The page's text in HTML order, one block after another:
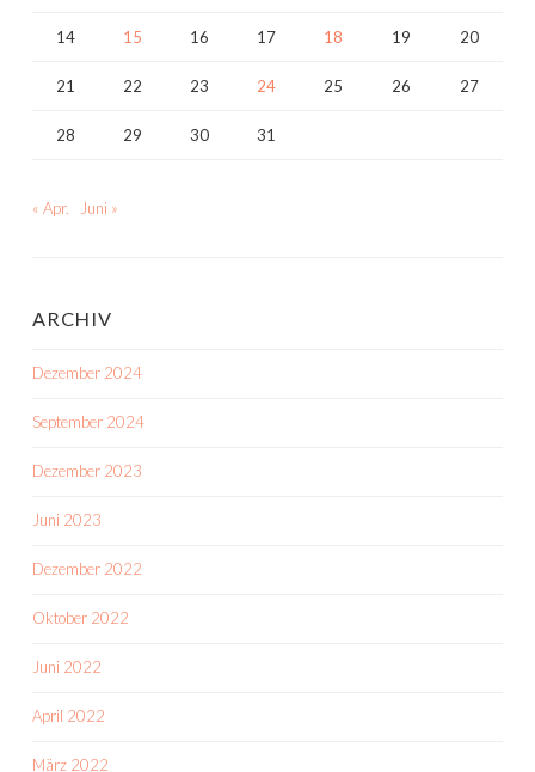
14 15 16 17 18 19 20
21 22 23 24 25 26 27
28 29 30 31
« Apr. Juni »
ARCHIV
Dezember 2024
September 2024
Dezember 2023
Juni 2023
Dezember 2022
Oktober 2022
Juni 2022
April 2022
März 2022